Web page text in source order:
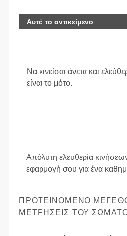
Αυτό το αντικείμενο
Να κινείσαι άνετα και
είναι το μότο.
Απόλυτη ελευθερία
εφαρμογή σου για ένα
ΠΡΟΤΕΙΝΌΜΕΝΟ
ΜΕΤΡΉΣΕΙΣ ΤΟΥ